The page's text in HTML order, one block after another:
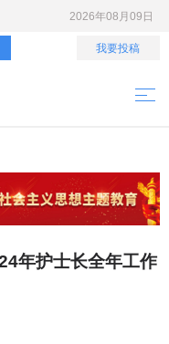
2026年08月09日
我要投稿
年护士长全年工作